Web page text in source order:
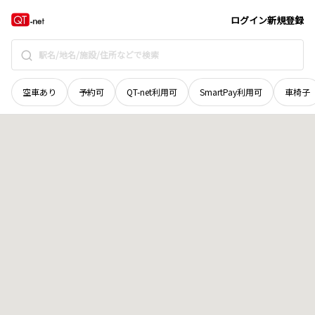
ログイン新規登録
空車あり 予約可 QT-net利用可 SmartPay利用可 車椅子
和歌山県